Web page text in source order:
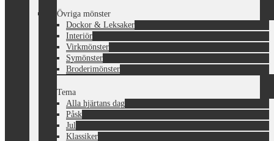
Övriga mönster
Dockor & Leksaker
Interiör
Virkmönster
Symönster
Broderimönster
Tema
Alla hjärtans dag
Påsk
Jul
Klassiker